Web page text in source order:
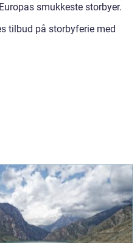
smukkeste storbyer.
tilbud på storbyferie med